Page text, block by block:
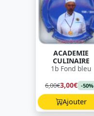
ACADEMIE
CULINAIRE
1b Fond bleu
6,00€3,00€ -50%
Ajouter